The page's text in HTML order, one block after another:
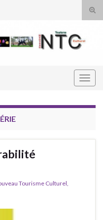
Tourisme Culturel,